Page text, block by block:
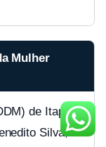
Mulher
de Itapevi
Silva,